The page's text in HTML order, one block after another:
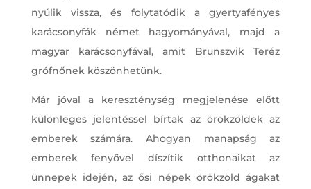
nyúlik vissza, és folytatódik a gyertyafényes
karácsonyfák német hagyományával, majd a
magyar karácsonyfával, amit Brunszvik Teréz
grófnőnek köszönhetünk.
Már jóval a kereszténység megjelenése előtt
különleges jelentéssel bírtak az örökzöldek az
emberek számára. Ahogyan manapság az
emberek fenyővel díszítik otthonaikat az
ünnepek idején, az ősi népek örökzöld ágakat